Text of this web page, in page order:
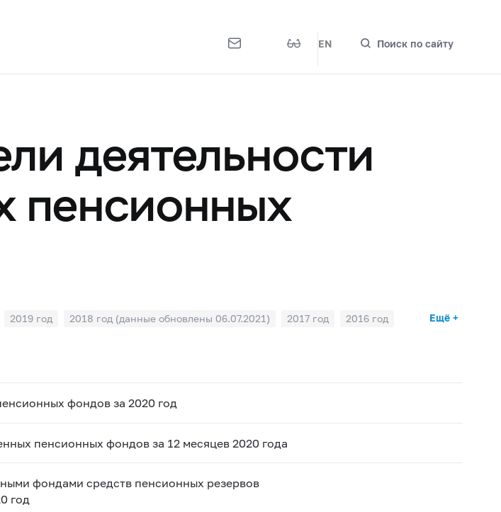
EN Поиск по сайту
деятельности
пенсионных
2019 год 2018 год (данные обновлены 06.07.2021) 2017 год
2016 год
Ещё +
фондов за 2020 год
пенсионных фондов за 12 месяцев 2020 года
фондами средств пенсионных резервов
год